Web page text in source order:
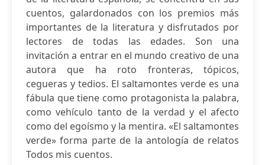
cuentos, galardonados con los premios más
importantes de la literatura y disfrutados por
lectores de todas las edades. Son una
invitación a entrar en el mundo creativo de una
autora que ha roto fronteras, tópicos,
cegueras y tedios. El saltamontes verde es una
fábula que tiene como protagonista la palabra,
como vehículo tanto de la verdad y el afecto
como del egoísmo y la mentira. «El saltamontes
verde» forma parte de la antología de relatos
Todos mis cuentos.